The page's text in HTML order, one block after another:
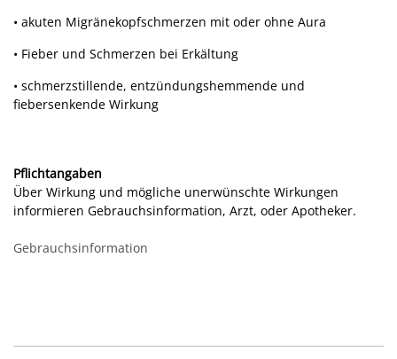
• akuten Migränekopfschmerzen mit oder ohne Aura
• Fieber und Schmerzen bei Erkältung
• schmerzstillende, entzündungshemmende und
fiebersenkende Wirkung
Pflichtangaben
Über Wirkung und mögliche unerwünschte Wirkungen
informieren Gebrauchsinformation, Arzt, oder Apotheker.
Gebrauchsinformation